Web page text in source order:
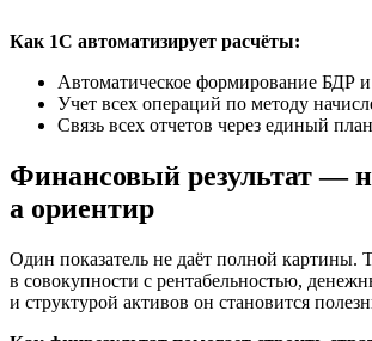
Как 1С автоматизирует расчёты:
Автоматическое формирование БДР
Учет всех операций по методу
Связь всех отчетов через единый
Финансовый результат —
а ориентир
Один показатель не даёт полной картины.
в совокупности с рентабельностью,
и структурой активов он становится